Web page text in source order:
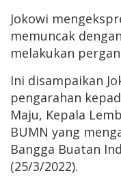
Jokowi
memuncak
melakukan
Ini disampaikan
pengarahan
Maju, Kepala
BUMN yang
Bangga Buatan
(25/3/2022).